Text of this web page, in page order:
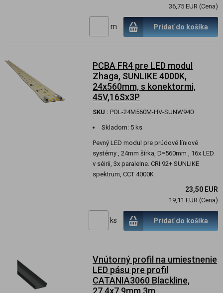
36,75 EUR (Cena)
m Pridať do košíka
PCBA FR4 pre LED modul
Zhaga, SUNLIKE 4000K,
24x560mm, s konektormi,
45V,16Sx3P
SKU : POL-24M560M-HV-SUNW940
Skladom: 5 ks
Pevný LED modul pre prúdové líniové
systémy , 24mm šírka, D=560mm , 16x LED
v séirii, 3x paralelne. CRI 92+ SUNLIKE
spektrum, CCT 4000K
23,50 EUR
19,11 EUR (Cena)
ks Pridať do košíka
Vnútorný profil na umiestnenie
LED pásu pre profil
CATANIA3060 Blackline,